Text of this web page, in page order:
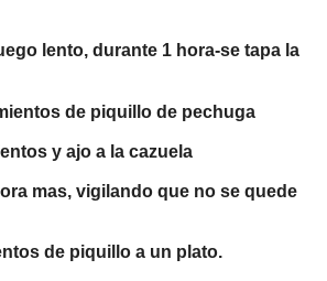
lento, durante 1 hora-se tapa la
de piquillo de pechuga
y ajo a la cazuela
mas, vigilando que no se quede
de piquillo a un plato.